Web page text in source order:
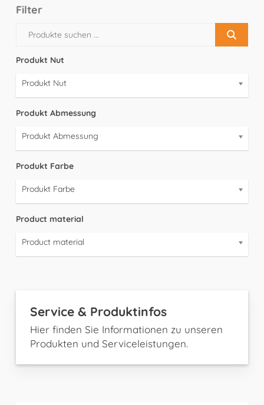
Filter
Produkt Nut
Produkt Nut
Produkt Abmessung
Produkt Abmessung
Produkt Farbe
Produkt Farbe
Product material
Product material
Service & Produktinfos
Hier finden Sie Informationen zu unseren
Produkten und Serviceleistungen.